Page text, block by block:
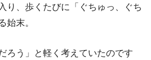
り、歩くたびに「ぐちゅっ、ぐち
始末。
ろう」と軽く考えていたのです